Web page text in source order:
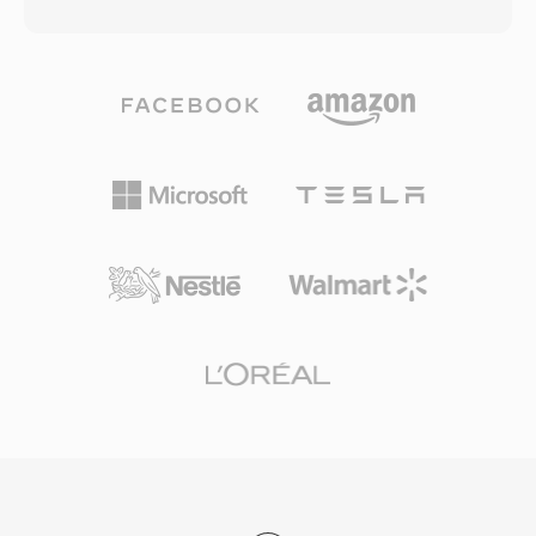
iTunes (أو Apple Music على أحدث إصدارات
macOS) وGarageBand سير عمل مدمجاً، وتتعامل
بمجرد المزامنة أو التحميل، تتكامل نغمة الرنين مع